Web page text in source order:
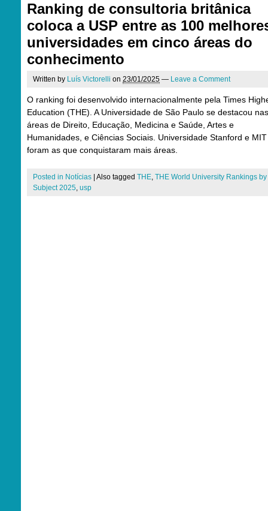
Ranking de consultoria britânica
coloca a USP entre as 100
universidades em cinco áreas do
conhecimento
Written by Luís Victorelli on 23/01/2025 — Leave a Comment
O ranking foi desenvolvido internacionalmente pela Times
Education (THE). A Universidade de São Paulo se destacou nas
áreas de Direito, Educação, Medicina e Saúde, Artes e
Humanidades, e Ciências Sociais. Universidade Stanford e MIT
foram as que conquistaram mais áreas.
Posted in Notícias Also tagged THE, THE World University Rankings by
Subject 2025, usp